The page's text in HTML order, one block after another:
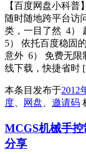
【百度网盘小科普
随时随地跨平台访
类，一目了然 4）
5） 依托百度稳固
意外 6） 免费无限
线下载，快捷省时
本条目发布于2012
度
网盘 邀请码
MCGS机械手
分享